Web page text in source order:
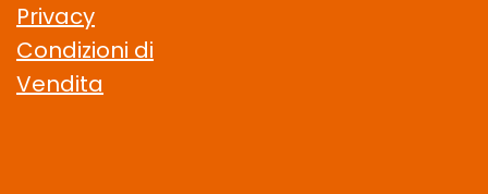
Privacy
Condizioni di
Vendita